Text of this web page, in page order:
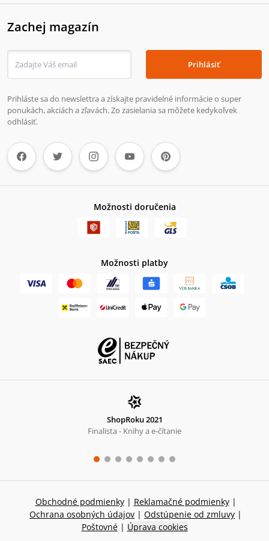
Zachej magazín
Prihlásiť
Prihláste sa do newslettra a získajte pravidelné informácie o super
ponukách, akciách a zľavách. Zo zasielania sa môžete kedykoľvek
odhlásiť.
Možnosti doručenia
Možnosti platby
ShopRoku 2021
Finalista - Knihy a e-čítanie
Obchodné podmienky | Reklamačné podmienky |
Ochrana osobných údajov | Odstúpenie od zmluvy |
Poštovné | Úprava cookies